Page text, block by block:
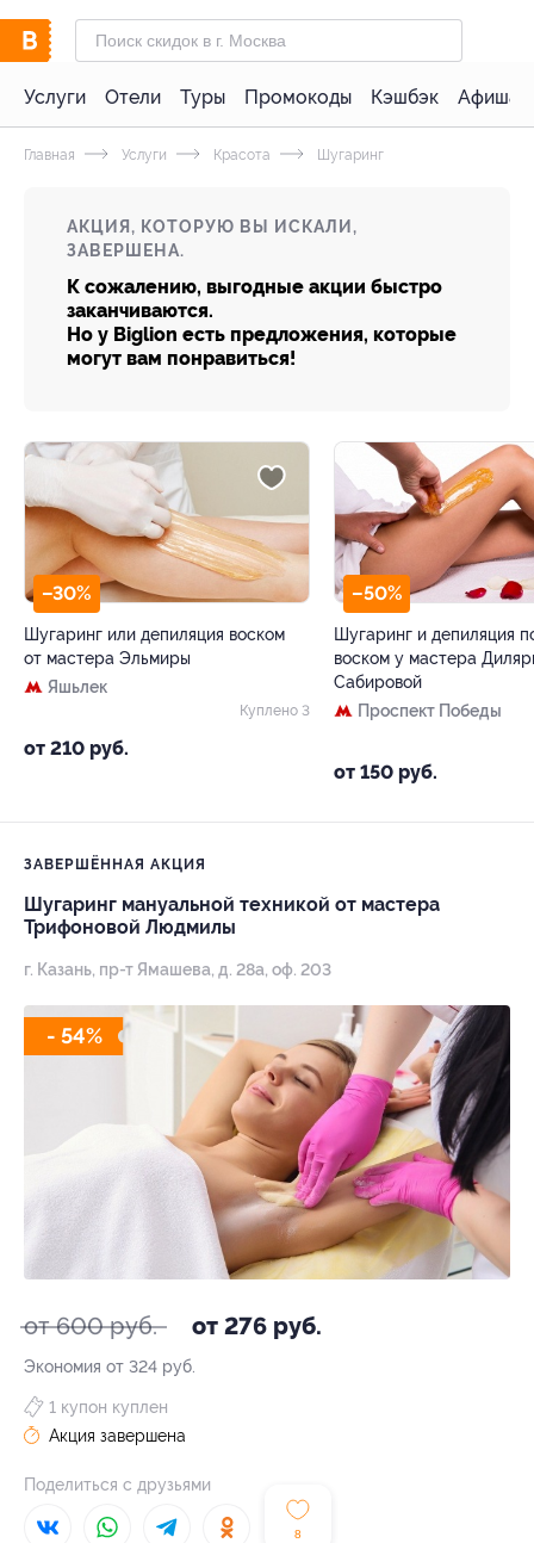
Услуги Отели Туры Промокоды Кэшбэк Афиша
Главная Услуги Красота Шугаринг
АКЦИЯ, КОТОРУЮ ВЫ ИСКАЛИ,
ЗАВЕРШЕНА.
К сожалению, выгодные акции быстро
заканчиваются.
Но у Biglion есть предложения, которые
могут вам понравиться!
–30%
Шугаринг или депиляция воском
от мастера Эльмиры
Яшьлек
от 210 руб.
Куплено 3
–50%
Шугаринг и депиляция
воском у мастера
Сабировой
Проспект Победы
от 150 руб.
ЗАВЕРШЁННАЯ АКЦИЯ
Шугаринг мануальной техникой от мастера
Трифоновой Людмилы
г. Казань, пр-т Ямашева, д. 28а, оф. 203
- 54%
от 600 руб. от 276 руб.
Экономия от 324 руб.
8
1 купон куплен
Акция завершена
Поделиться с друзьями